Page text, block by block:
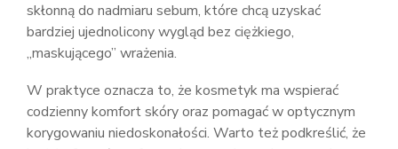
skłonną do nadmiaru sebum, które chcą uzyskać
bardziej ujednolicony wygląd bez ciężkiego,
„maskującego” wrażenia.
W praktyce oznacza to, że kosmetyk ma wspierać
codzienny komfort skóry oraz pomagać w optycznym
korygowaniu niedoskonałości. Warto też podkreślić, że